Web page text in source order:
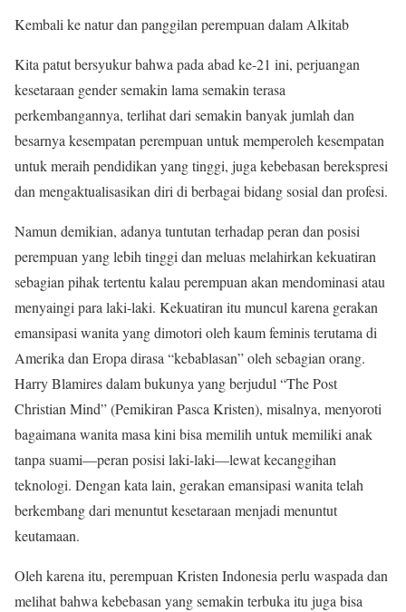
Kembali ke natur dan panggilan perempuan dalam Alkitab
Kita patut bersyukur bahwa pada abad ke-21 ini, perjuangan
kesetaraan gender semakin lama semakin terasa
perkembangannya, terlihat dari semakin banyak jumlah dan
besarnya kesempatan perempuan untuk memperoleh kesempatan
untuk meraih pendidikan yang tinggi, juga kebebasan berekspresi
dan mengaktualisasikan diri di berbagai bidang sosial dan profesi.
Namun demikian, adanya tuntutan terhadap peran dan posisi
perempuan yang lebih tinggi dan meluas melahirkan kekuatiran
sebagian pihak tertentu kalau perempuan akan mendominasi atau
menyaingi para laki-laki. Kekuatiran itu muncul karena gerakan
emansipasi wanita yang dimotori oleh kaum feminis terutama di
Amerika dan Eropa dirasa “kebablasan” oleh sebagian orang.
Harry Blamires dalam bukunya yang berjudul “The Post
Christian Mind” (Pemikiran Pasca Kristen), misalnya, menyoroti
bagaimana wanita masa kini bisa memilih untuk memiliki anak
tanpa suami—peran posisi laki-laki—lewat kecanggihan
teknologi. Dengan kata lain, gerakan emansipasi wanita telah
berkembang dari menuntut kesetaraan menjadi menuntut
keutamaan.
Oleh karena itu, perempuan Kristen Indonesia perlu waspada dan
melihat bahwa kebebasan yang semakin terbuka itu juga bisa